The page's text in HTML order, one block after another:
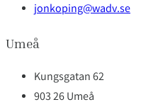
jonkoping@wadv.se
Umeå
Kungsgatan 62
903 26 Umeå